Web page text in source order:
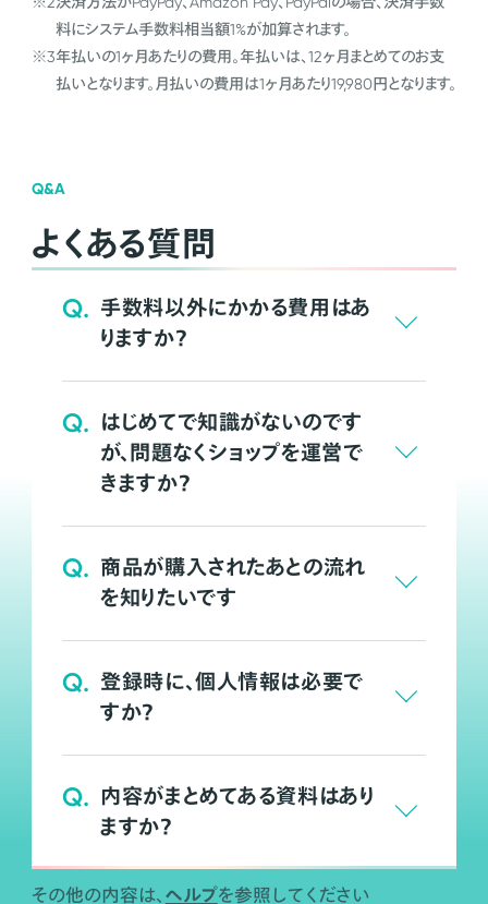
料にシステム手数料相当額1%が加算されます。
※3年払いの1ヶ月あたりの費用。年払いは、12ヶ月まとめてのお支
払いとなります。月払いの費用は1ヶ月あたり19,980円となります。
Q&A
よくある質問
Q. 手数料以外にかかる費用はあ
りますか？
Q. はじめてで知識がないのです
が、問題なくショップを運営で
きますか？
Q. 商品が購入されたあとの流れ
を知りたいです
Q. 登録時に、個人情報は必要で
すか？
Q. 内容がまとめてある資料はあり
ますか？
その他の内容は、 ヘルプを参照してください